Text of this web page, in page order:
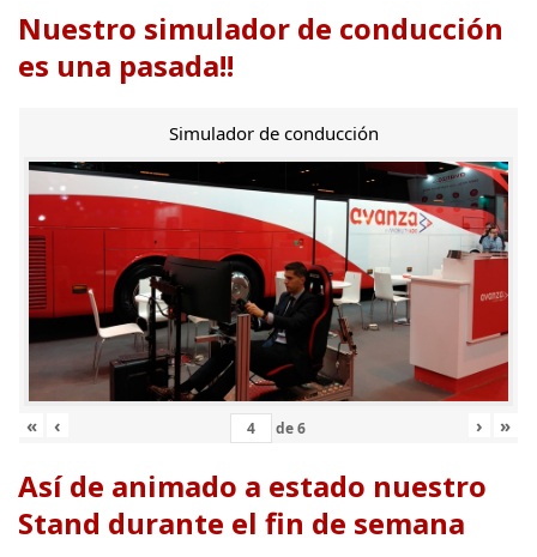
Nuestro simulador de conducción
es una pasada!!
Simulador de conducción
« ‹ de6 › »
Así de animado a estado nuestro
Stand durante el fin de semana